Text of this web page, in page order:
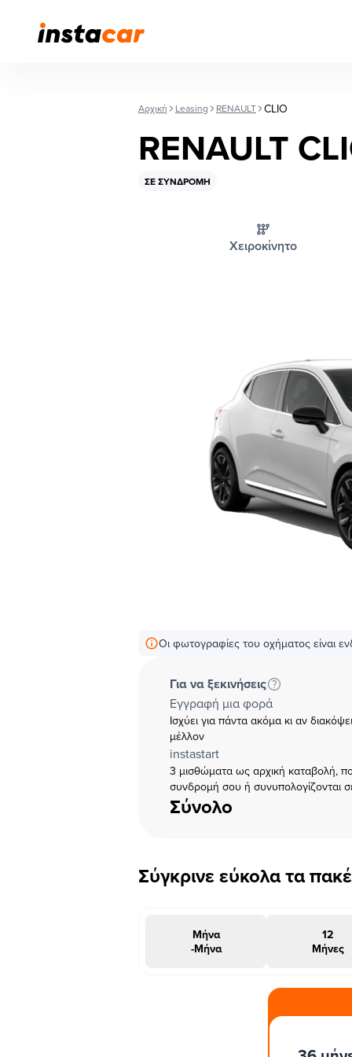
Αρχική Leasing RENAULT CLIO
RENAULT
ΣΕ ΣΥΝΔΡΟΜΉ
Χειροκίνητο
Οι φωτογραφίες του οχήματος είναι
Για να ξεκινήσεις
Εγγραφή μια φορά
Ισχύει για πάντα ακόμα κι αν
μέλλον
instastart
3 μισθώματα ως αρχική καταβολή,
συνδρομή σου ή συνυπολογίζονται
Σύνολο
Σύγκρινε εύκολα τα
Μήνα
-Μήνα
12
Μήνες